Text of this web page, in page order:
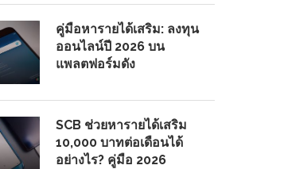
คู่มือหารายได้เสริม: ลงทุน
ออนไลน์ปี 2026 บน
แพลตฟอร์มดัง
SCB ช่วยหารายได้เสริม
10,000 บาทต่อเดือนได้
อย่างไร? คู่มือ 2026